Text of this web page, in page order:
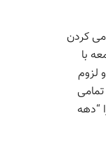
کردن
با
لزوم
“دهه